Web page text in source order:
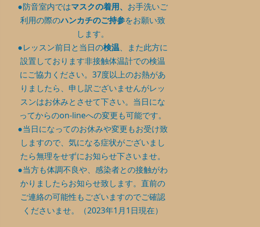
●防音室内ではマスクの着用、 お手洗いご
利用の際のハンカチのご持参をお願い致
します。
●レッスン前日と当日の検温、また此方に
設置しております非接触体温計での検温
にご協力ください。37度以上のお熱があ
りましたら、申し訳ございませんがレッ
スンはお休みとさせて下さい。当日にな
ってからのon-lineへの変更も可能です。
●当日になってのお休みや変更もお受け致
しますので、気になる症状がございまし
たら無理をせずにお知らせ下さいませ。
●当方も体調不良や、感染者との接触がわ
かりましたらお知らせ致します。直前の
ご連絡の可能性もございますのでご確認
くださいませ。（2023年1月1日現在）